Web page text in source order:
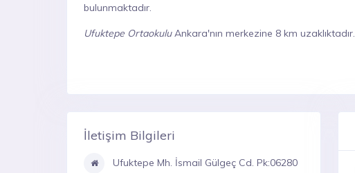
bulunmaktadır.
Ufuktepe OrtaokuluAnkara'nın merkezine 8 km uzaklıktadır.
İletişim Bilgileri
Ufuktepe Mh. İsmail Gülgeç Cd. Pk:06280